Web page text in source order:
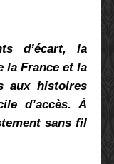
d’écart, la
la France et la
aux histoires
d’accès. À
sans fil